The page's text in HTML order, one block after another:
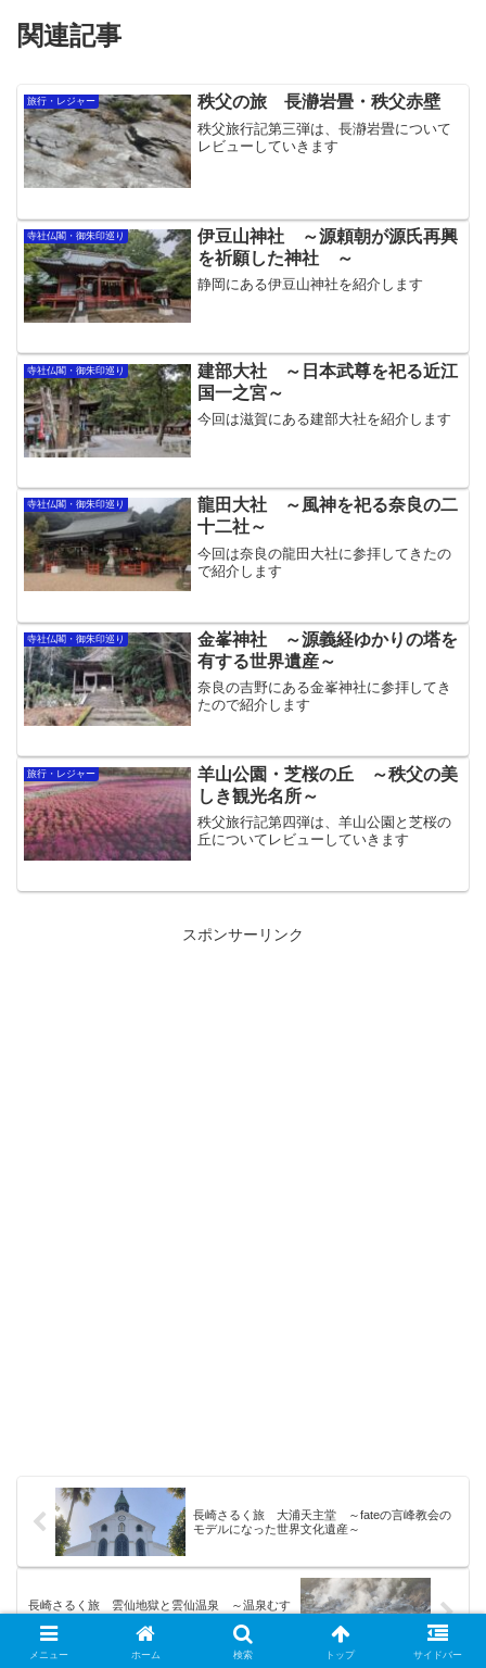
関連記事
旅行・レジャー 秩父の旅 長瀞岩畳・秩父赤壁
秩父旅行記第三弾は、長瀞岩畳について
レビューしていきます
寺社仏閣・御朱印巡り
伊豆山神社 ～源頼朝が源氏再興
を祈願した神社 ～
静岡にある伊豆山神社を紹介します
寺社仏閣・御朱印巡り
建部大社 ～日本武尊を祀る近江
国一之宮～
今回は滋賀にある建部大社を紹介します
寺社仏閣・御朱印巡り
龍田大社 ～風神を祀る奈良の二
十二社～
今回は奈良の龍田大社に参拝してきたの
で紹介します
寺社仏閣・御朱印巡り
金峯神社 ～源義経ゆかりの塔を
有する世界遺産～
奈良の吉野にある金峯神社に参拝してき
たので紹介します
旅行・レジャー
羊山公園・芝桜の丘 ～秩父の美
しき観光名所～
秩父旅行記第四弾は、羊山公園と芝桜の
丘についてレビューしていきます
スポンサーリンク
長崎さるく旅 大浦天主堂 ～fateの言峰教会の
モデルになった世界文化遺産～
長崎さるく旅 雲仙地獄と雲仙温泉 ～温泉むす
メニュー ホーム 検索 トップ サイドバー